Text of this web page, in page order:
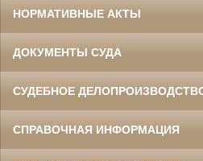
НОРМАТИВНЫЕ АКТЫ
ДОКУМЕНТЫ СУДА
СУДЕБНОЕ
СПРАВОЧНАЯ ИНФОРМАЦИЯ